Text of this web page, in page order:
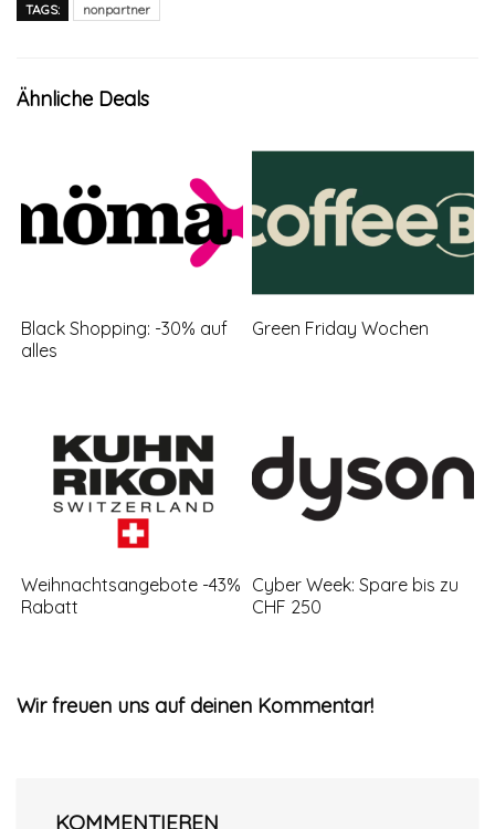
TAGS: nonpartner
Ähnliche Deals
Black Shopping: -30% auf
alles
Green Friday Wochen
Weihnachtsangebote -43%
Rabatt
Cyber Week: Spare bis zu
CHF 250
Wir freuen uns auf deinen Kommentar!
KOMMENTIEREN